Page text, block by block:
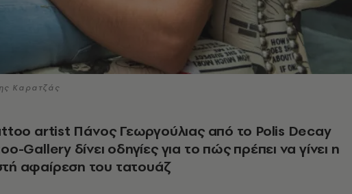
Καρατζάς
artist Πάνος Γεωργούλιας από το Polis Decay
Gallery δίνει οδηγίες για το πώς πρέπει να γίνει η
αφαίρεση του τατουάζ